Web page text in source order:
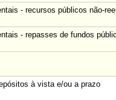
- recursos públicos não-
- repasses de fundos
à vista e/ou a prazo